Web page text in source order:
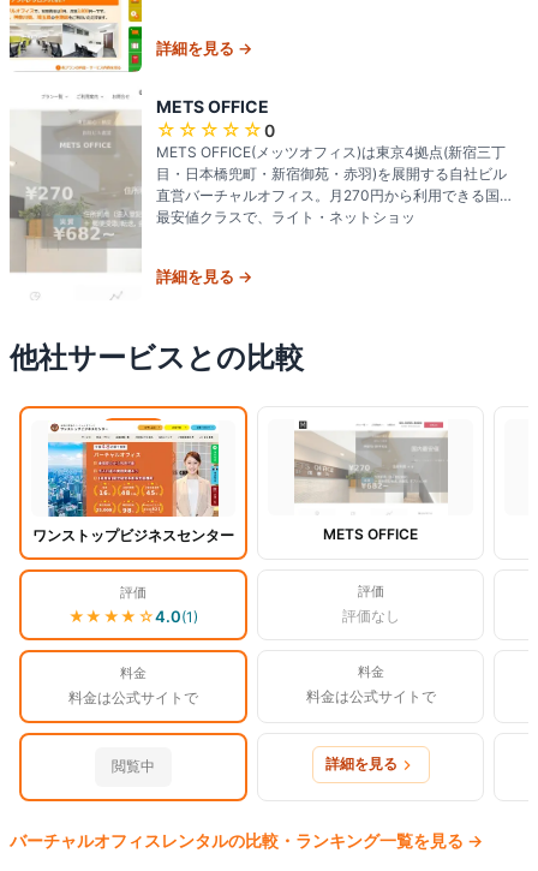
詳細を見る →
METS OFFICE
☆☆☆☆☆0
METS OFFICE(メッツオフィス)は東京4拠点(新宿三丁
目・日本橋兜町・新宿御苑・赤羽)を展開する自社ビル
直営バーチャルオフィス。月270円から利用できる国内
最安値クラスで、ライト・ネットショッ
詳細を見る →
他社サービスとの比較
閲覧中
ワンストップビジネスセンター METS OFFICE
評価
★★★★ ☆4.0(1)
評価
評価なし
料金
料金は公式サイトで
料金
料金は公式サイトで
閲覧中 詳細を見る
バーチャルオフィスレンタルの比較・ランキング一覧を見る →